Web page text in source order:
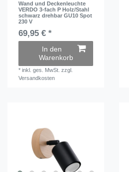
Wand und Deckenleuchte
VERDO 3-fach P Holz/Stahl
schwarz drehbar GU10 Spot
230 V
69,95 € *
In den
Warenkorb
*inkl. ges. MwSt. zzgl.
Versandkosten